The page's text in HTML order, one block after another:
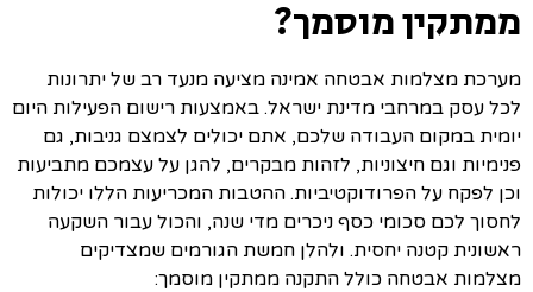
ממתקין מוסמך?
מערכת מצלמות אבטחה אמינה מציעה מנעד רב של יתרונות
לכל עסק במרחבי מדינת ישראל. באמצעות רישום הפעילות היום
יומית במקום העבודה שלכם, אתם יכולים לצמצם גניבות, גם
פנימיות וגם חיצוניות, לזהות מבקרים, להגן על עצמכם מתביעות
וכן לפקח על הפרודוקטיביות. ההטבות המכריעות הללו יכולות
לחסוך לכם סכומי כסף ניכרים מדי שנה, והכול עבור השקעה
ראשונית קטנה יחסית. ולהלן חמשת הגורמים שמצדיקים
מצלמות אבטחה כולל התקנה ממתקין מוסמך: